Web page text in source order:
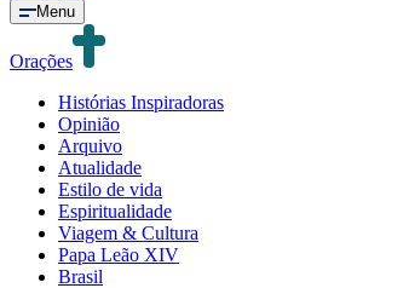
Menu
Orações
Histórias Inspiradoras
Opinião
Arquivo
Atualidade
Estilo de vida
Espiritualidade
Viagem & Cultura
Papa Leão XIV
Brasil